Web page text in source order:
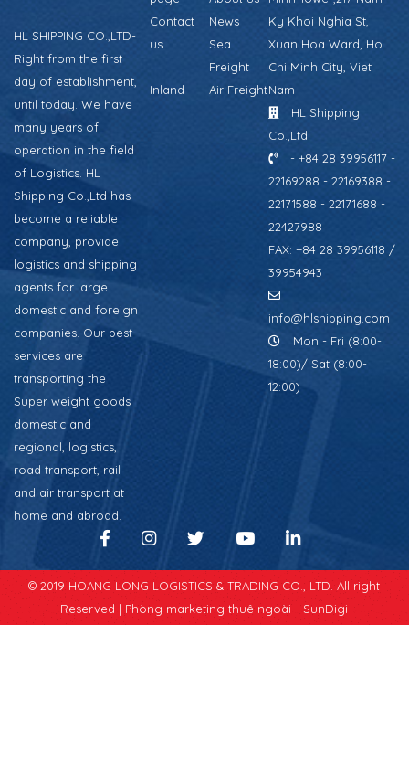
HL SHIPPING CO.,LTD-
Right from the first
day of establishment,
until today. We have
many years of
operation in the field
of Logistics. HL
Shipping Co.,Ltd has
become a reliable
company, provide
logistics and shipping
agents for large
domestic and foreign
companies. Our best
services are
transporting the
Super weight goods
domestic and
regional, logistics,
road transport, rail
and air transport at
home and abroad.
Contact
us
News
Sea
Freight
Inland
Air Freight
Ky Khoi Nghia St,
Xuan Hoa Ward, Ho
Chi Minh City, Viet
Nam
HL Shipping
Co.,Ltd
- +84 28 39956117 -
22169288 - 22169388 -
22171588 - 22171688 -
22427988
FAX: +84 28 39956118 /
39954943
info@hlshipping.com
Mon - Fri (8:00-
18:00)/ Sat (8:00-
12:00)
© 2019 HOANG LONG LOGISTICS & TRADING CO., LTD. All right
Reserved | Phòng marketing thuê ngoài - SunDigi